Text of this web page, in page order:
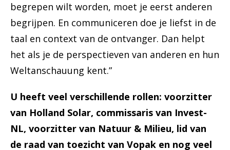
begrepen wilt worden, moet je eerst anderen
begrijpen. En communiceren doe je liefst in de
taal en context van de ontvanger. Dan helpt
het als je de perspectieven van anderen en hun
Weltanschauung kent.”
U heeft veel verschillende rollen: voorzitter
van Holland Solar, commissaris van Invest-
NL, voorzitter van Natuur & Milieu, lid van
de raad van toezicht van Vopak en nog veel